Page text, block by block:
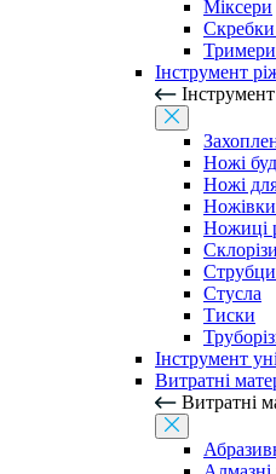
Міксери
Скребки
Тримери
Інструмент
Ножі
Ножі
Ножиці
Склорізи
Стусла
Тиски
Інструмент
Витратні
Витратні